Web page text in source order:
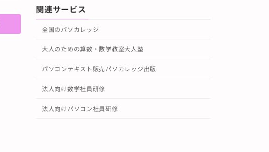
関連サービス
全国のパソカレッジ
大人のための算数・数学教室大人塾
パソコンテキスト販売パソカレッジ出版
法人向け数学社員研修
法人向けパソコン社員研修